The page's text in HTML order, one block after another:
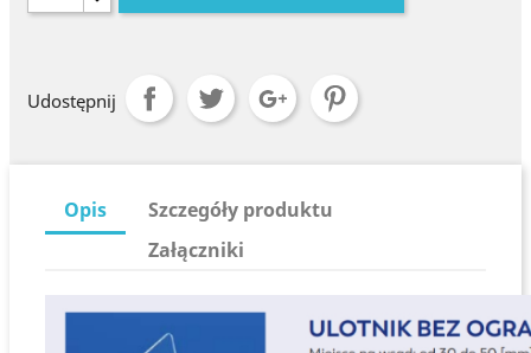
Udostępnij
Opis
Szczegóły produktu
Załączniki